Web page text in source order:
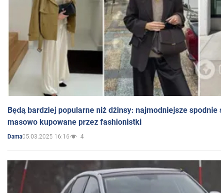
Będą bardziej popularne niż dżinsy: najmodniejsze spodnie
masowo kupowane przez fashionistki
Dama05.03.2025 16:16 4